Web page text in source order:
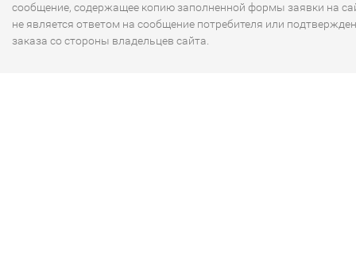
сообщение, содержащее копию заполненной формы заявки на
не является ответом на сообщение потребителя или
заказа со стороны владельцев сайта.